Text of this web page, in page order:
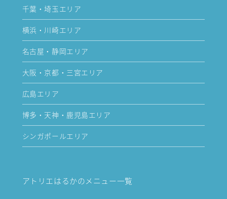
千葉・埼玉エリア
横浜・川崎エリア
名古屋・静岡エリア
大阪・京都・三宮エリア
広島エリア
博多・天神・鹿児島エリア
シンガポールエリア
アトリエはるかのメニュー一覧